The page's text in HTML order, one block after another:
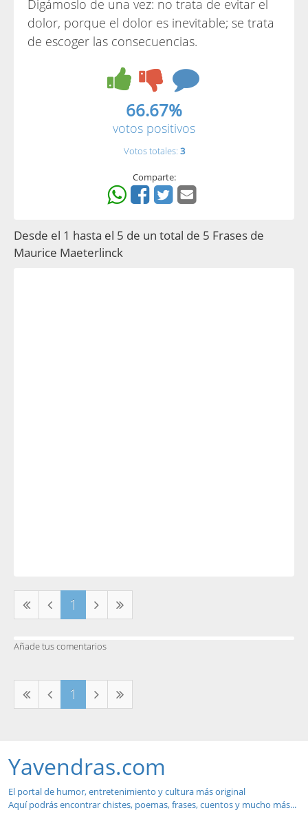
Digámoslo de una vez: no trata de evitar el
dolor, porque el dolor es inevitable; se trata
de escoger las consecuencias.
66.67%
votos positivos
Votos totales: 3
Comparte:
Desde el 1 hasta el 5 de un total de 5 Frases de
Maurice Maeterlinck
1
Añade tus comentarios
1
Yavendras.com
El portal de humor, entretenimiento y cultura más original
Aquí podrás encontrar chistes, poemas, frases, cuentos y mucho más...